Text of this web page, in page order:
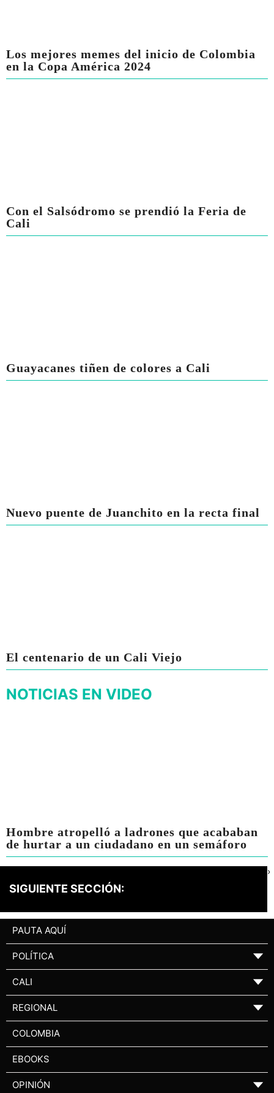
Los mejores memes del inicio de Colombia
en la Copa América 2024
Con el Salsódromo se prendió la Feria de
Cali
Guayacanes tiñen de colores a Cali
Nuevo puente de Juanchito en la recta final
El centenario de un Cali Viejo
NOTICIAS EN VIDEO
Hombre atropelló a ladrones que acababan
de hurtar a un ciudadano en un semáforo
SIGUIENTE SECCIÓN:
›
PAUTA AQUÍ
POLÍTICA ▼
CALI ▼
REGIONAL ▼
COLOMBIA
EBOOKS
OPINIÓN ▼